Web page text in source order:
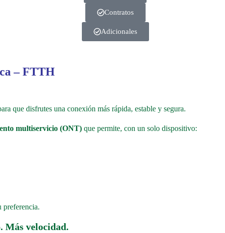
Contratos
Adicionales
– FTTH
que disfrutes una conexión más rápida, estable y segura.
multiservicio (ONT) que permite, con un solo dispositivo:
preferencia.
Más velocidad.